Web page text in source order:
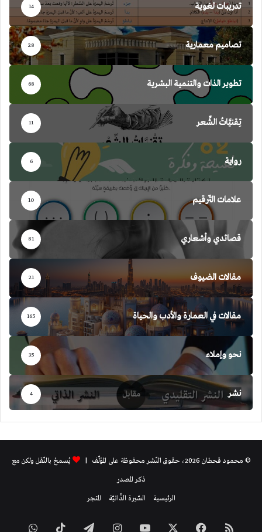
تدريبات لغوية 14
تصاميم معمارية 28
تطوير الذات والتنمية البشرية 68
تِقنيَّاتُ الشِّعر 11
رواية 6
علامات التّرقيم 10
قصائدي وأشعاري 81
مقالات الضيوف 21
مقالات في العمارة والأدب والحياة 165
نحو وإملاء 35
نشر 4
© محمود قحطان 2026، حقوق النّشر محفوظة على المؤلّف |
يُسمحُ بالنّقل ولكن مع
ذكر المصدر
الرئيسية
السّيرة الذّاتيّة المتجر
ملخصفيسبوك ‫YouTubeانستقرامتيلقرام ‫TikTokواتساب